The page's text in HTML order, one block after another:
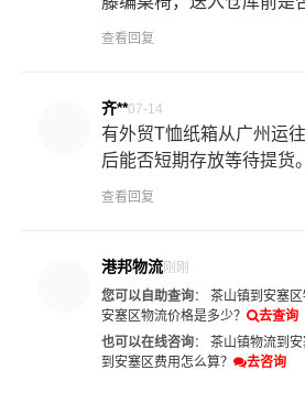
查看回复
齐**07-14
有外贸T恤纸箱从广州运
后能否短期存放等待提货。
查看回复
港邦物流刚刚
您可以自助查询： 茶山镇到安塞区
安塞区物流价格是多少？
去查询
也可以在线咨询： 茶山镇物流到安
到安塞区费用怎么算？
去咨询